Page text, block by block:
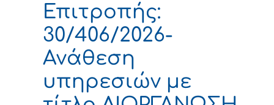
Επιτροπής:
30/406/2026-
Ανάθεση
υπηρεσιών με